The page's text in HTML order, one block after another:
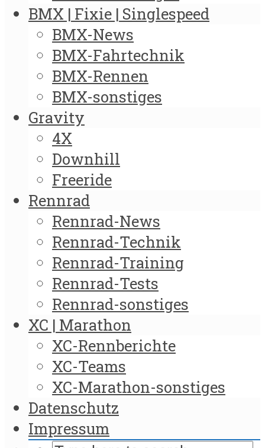
BMX | Fixie | Singlespeed
BMX-News
BMX-Fahrtechnik
BMX-Rennen
BMX-sonstiges
Gravity
4X
Downhill
Freeride
Rennrad
Rennrad-News
Rennrad-Technik
Rennrad-Training
Rennrad-Tests
Rennrad-sonstiges
XC | Marathon
XC-Rennberichte
XC-Teams
XC-Marathon-sonstiges
Datenschutz
Impressum